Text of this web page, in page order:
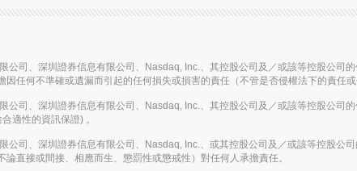
司、深圳證券信息有限公司、Nasdaq, Inc.、其控股公司及／或該等控股公司
任何不準確或遺漏而引起的任何損失或損害的責任（不管是否侵權法下的責任或
司、深圳證券信息有限公司、Nasdaq, Inc.、其控股公司及／或該等控股公司
適性的資訊保證) 。
司、深圳證券信息有限公司、Nasdaq, Inc.、或其控股公司及／或該等控股公
直接或間接、相應而生、懲罰性或懲戒性）對任何人承擔責任。